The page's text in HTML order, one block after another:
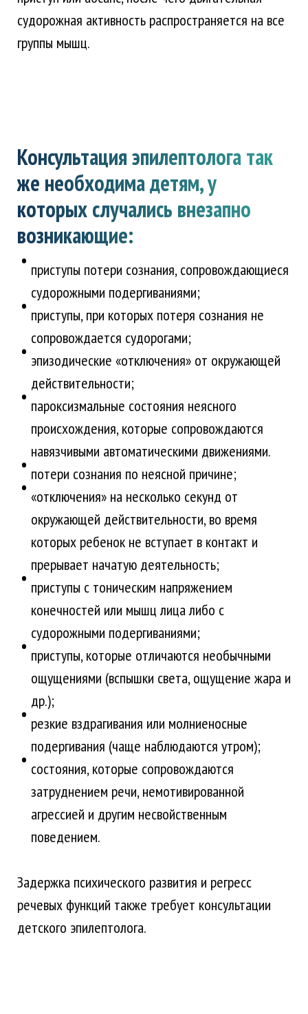
судорожная активность распространяется на все
группы мышц.
Консультация эпилептолога так
же необходима детям, у
которых случались внезапно
возникающие:
приступы потери сознания, сопровождающиеся
судорожными подергиваниями;
приступы, при которых потеря сознания не
сопровождается судорогами;
эпизодические «отключения» от окружающей
действительности;
пароксизмальные состояния неясного
происхождения, которые сопровождаются
навязчивыми автоматическими движениями.
потери сознания по неясной причине;
«отключения» на несколько секунд от
окружающей действительности, во время
которых ребенок не вступает в контакт и
прерывает начатую деятельность;
приступы с тоническим напряжением
конечностей или мышц лица либо с
судорожными подергиваниями;
приступы, которые отличаются необычными
ощущениями (вспышки света, ощущение жара и
др.);
резкие вздрагивания или молниеносные
подергивания (чаще наблюдаются утром);
состояния, которые сопровождаются
затруднением речи, немотивированной
агрессией и другим несвойственным
поведением.
Задержка психического развития и регресс
речевых функций также требует консультации
детского эпилептолога.